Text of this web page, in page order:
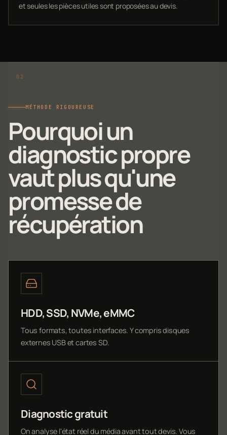
et seules les pièces utiles sont proposées au devis.
MÉTHODE RIGOUREUSE
Pourquoi un
diagnostic propre
vaut plus qu'une
promesse de
récupération
HDD, SSD, NVMe, eMMC
Tous formats, toutes interfaces. Y compris disques
externes USB et cartes SD.
Diagnostic gratuit
On analyse l'état réel du média avant tout devis. Vous